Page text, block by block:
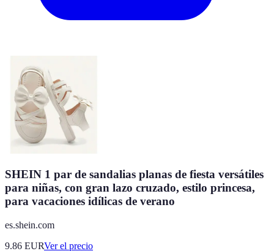
SHEIN 1 par de sandalias planas de fiesta versátiles
para niñas, con gran lazo cruzado, estilo princesa,
para vacaciones idílicas de verano
es.shein.com
9.86 EURVer el precio